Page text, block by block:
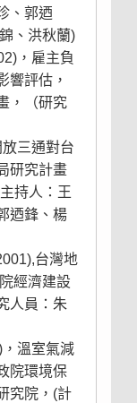
、郭迺
、洪秋蘭)
，雇主負
響評估，
，（研究
三通對台
研究計畫
持人：王
迺鋒、楊
台灣地
經濟建設
人員：朱
溫室氣減
院環境保
究院，(計